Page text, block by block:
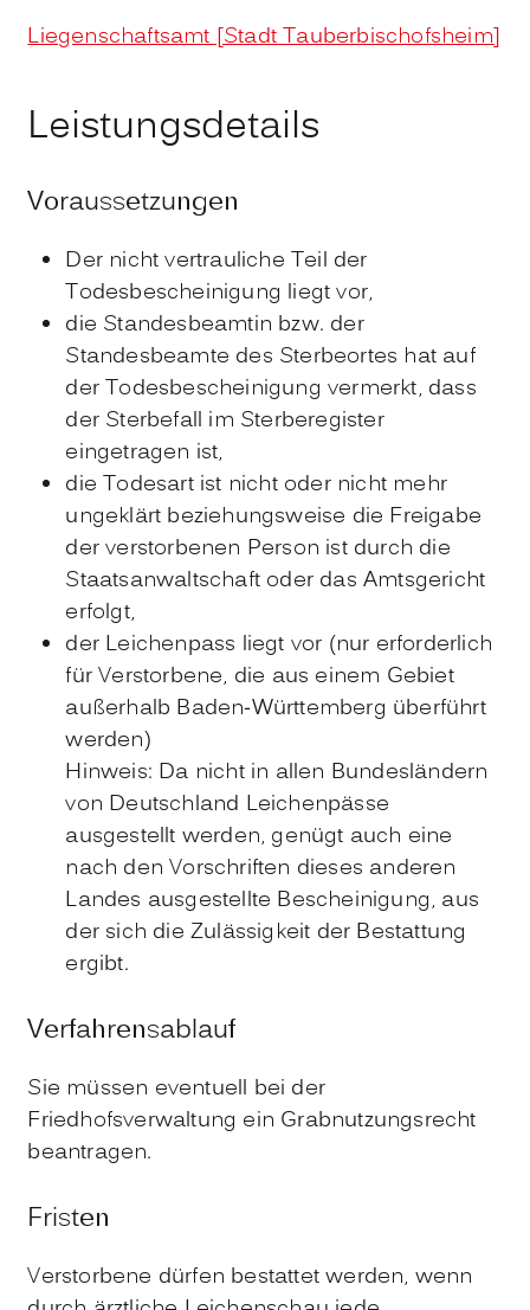
Liegenschaftsamt [Stadt Tauberbischofsheim]
Leistungsdetails
Voraussetzungen
Der nicht vertrauliche Teil der
Todesbescheinigung liegt vor,
die Standesbeamtin bzw. der
Standesbeamte des Sterbeortes hat auf
der Todesbescheinigung vermerkt, dass
der Sterbefall im Sterberegister
eingetragen ist,
die Todesart ist nicht oder nicht mehr
ungeklärt beziehungsweise die Freigabe
der verstorbenen Person ist durch die
Staatsanwaltschaft oder das Amtsgericht
erfolgt,
der Leichenpass liegt vor (nur erforderlich
für Verstorbene, die aus einem Gebiet
außerhalb Baden-Württemberg überführt
werden)
Hinweis: Da nicht in allen Bundesländern
von Deutschland Leichenpässe
ausgestellt werden, genügt auch eine
nach den Vorschriften dieses anderen
Landes ausgestellte Bescheinigung, aus
der sich die Zulässigkeit der Bestattung
ergibt.
Verfahrensablauf
Sie müssen eventuell bei der
Friedhofsverwaltung ein Grabnutzungsrecht
beantragen.
Fristen
Verstorbene dürfen bestattet werden, wenn